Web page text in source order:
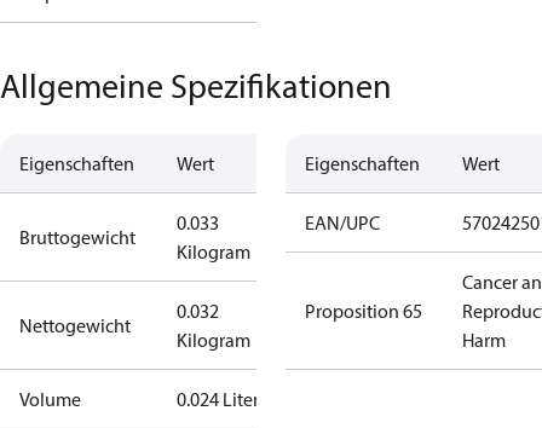
Allgemeine Spezifikationen
Eigenschaften Wert
Bruttogewicht
0.033
Kilogram
Nettogewicht
0.032
Kilogram
Volume 0.024 Liter
Eigenschaften Wert
EAN/UPC
Proposition 65
Cancer
Harm